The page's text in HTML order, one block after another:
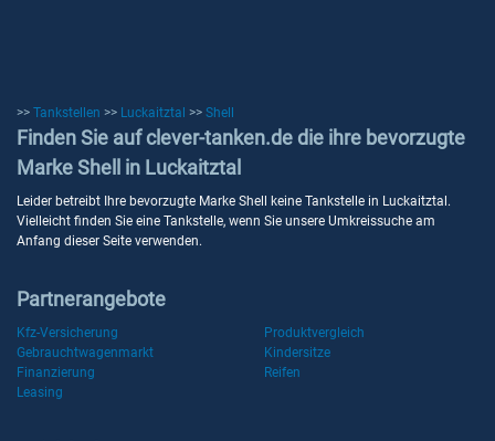
>> Tankstellen >> Luckaitztal >> Shell
Finden Sie auf clever-tanken.de die ihre bevorzugte
Marke Shell in Luckaitztal
Leider betreibt Ihre bevorzugte Marke Shell keine Tankstelle in Luckaitztal.
Vielleicht finden Sie eine Tankstelle, wenn Sie unsere Umkreissuche am
Anfang dieser Seite verwenden.
Partnerangebote
Kfz-Versicherung
Produktvergleich
Gebrauchtwagenmarkt
Kindersitze
Finanzierung
Reifen
Leasing